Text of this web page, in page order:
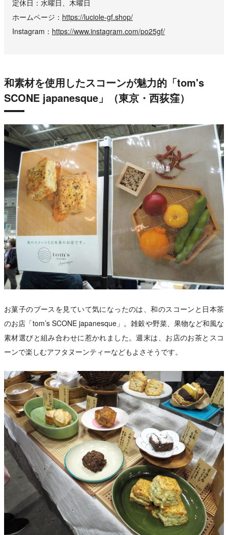
定休日
水曜日、木曜日
ホームページ
https://luciole-gf.shop/
Instagram
https://www.instagram.com/po25gf/
和素材を使用したスコーンが魅力的「tom's
SCONE japanesque」（東京・西荻窪）
お菓子のブースを見ていて気になったのは、和のスコーンと日本茶
のお店「tom’s SCONE japanesque」。雑穀や野菜、果物など和風な
素材選びと組み合わせに惹かれました。週末は、お店のお茶とスコ
ーンで楽しむアフタヌーンティーなどもよさそうです。